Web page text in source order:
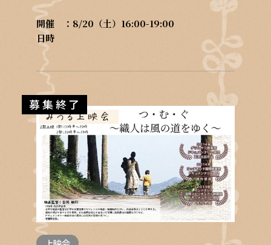
開催
日時
8/20（土）16:00-19:00
募集終了